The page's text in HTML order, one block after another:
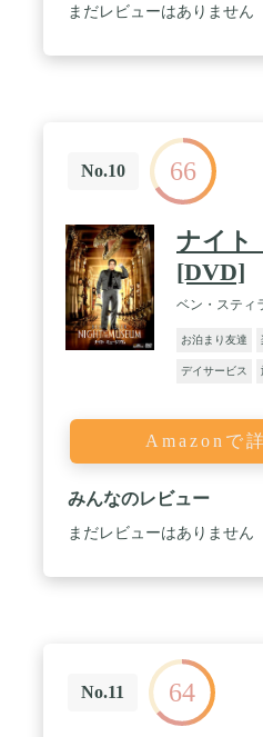
まだレビューはありません
No.10 66
ナイト
[DVD]
ベン・スティ
お泊まり友達
デイサービス
Amazonで
みんなのレビュー
まだレビューはありません
No.11 64